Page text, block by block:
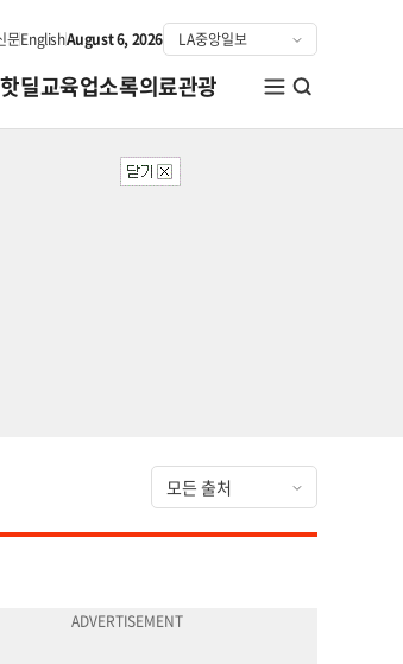
문EnglishAugust 6, 2026
핫딜교육업소록의료관광